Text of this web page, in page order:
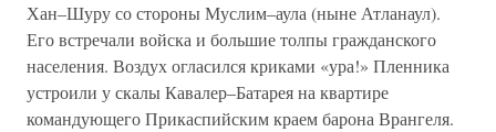
Хан–Шуру со стороны Муслим–аула (ныне Атланаул).
Его встречали войска и большие толпы гражданского
населения. Воздух огласился криками «ура!» Пленника
устроили у скалы Кавалер–Батарея на квартире
командующего Прикаспийским краем барона Врангеля.